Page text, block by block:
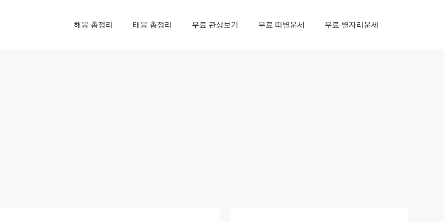
해몽 총정리 태몽 총정리 무료 관상보기 무료 띠별운세 무료 별자리운세